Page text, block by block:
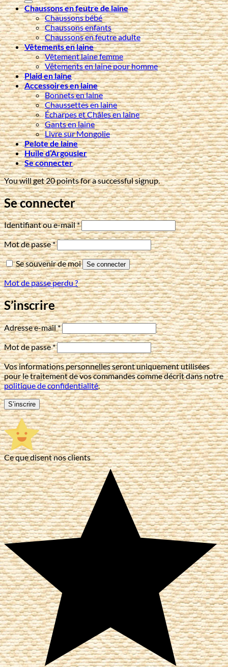
Chaussons en feutre de laine
Chaussons bébé
Chaussons enfants
Chaussons en feutre adulte
Vêtements en laine
Vêtement laine femme
Vêtements en laine pour homme
Plaid en laine
Accessoires en laine
Bonnets en laine
Chaussettes en laine
Écharpes et Châles en laine
Gants en laine
Livre sur Mongolie
Pelote de laine
Huile d’Argousier
Se connecter
You will get 20 points for a successful signup.
Se connecter
Identifiant ou e-mail*Obligatoire
Mot de passe*Obligatoire
Se souvenir de moi Se connecter
Mot de passe perdu ?
S’inscrire
Adresse e-mail*Obligatoire
Mot de passe*Obligatoire
Vos informations personnelles seront uniquement utilisées
pour le traitement de vos commandes comme décrit dans notre
politique de confidentialité.
S’inscrire
Ce que disent nos clients